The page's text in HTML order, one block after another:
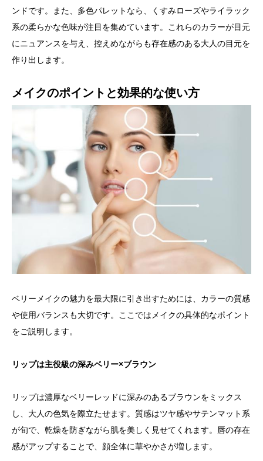
ンドです。また、多色パレットなら、くすみローズやライラック
系の柔らかな色味が注目を集めています。これらのカラーが目元
にニュアンスを与え、控えめながらも存在感のある大人の目元を
作り出します。
メイクのポイントと効果的な使い方
ベリーメイクの魅力を最大限に引き出すためには、カラーの質感
や使用バランスも大切です。ここではメイクの具体的なポイント
をご説明します。
リップは主役級の深みベリー×ブラウン
リップは濃厚なベリーレッドに深みのあるブラウンをミックス
し、大人の色気を際立たせます。質感はツヤ感やサテンマット系
が旬で、乾燥を防ぎながら肌を美しく見せてくれます。唇の存在
感がアップすることで、顔全体に華やかさが増します。